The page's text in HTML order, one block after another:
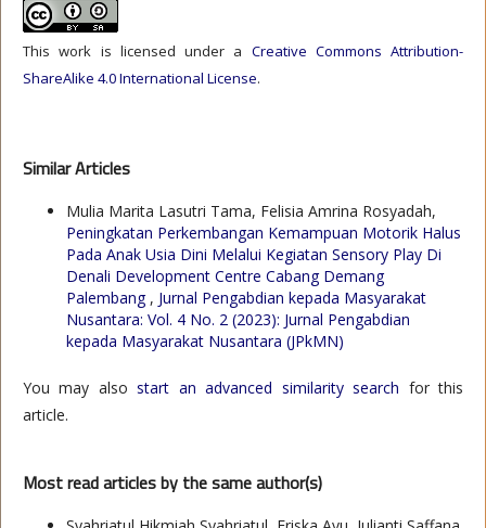
This work is licensed under a Creative Commons Attribution-
ShareAlike 4.0 International License.
Similar Articles
Mulia Marita Lasutri Tama, Felisia Amrina Rosyadah,
Peningkatan Perkembangan Kemampuan Motorik Halus
Pada Anak Usia Dini Melalui Kegiatan Sensory Play Di
Denali Development Centre Cabang Demang
Palembang , Jurnal Pengabdian kepada Masyarakat
Nusantara: Vol. 4 No. 2 (2023): Jurnal Pengabdian
kepada Masyarakat Nusantara (JPkMN)
You may alsostart an advanced similarity search for this
article.
Most read articles by the same author(s)